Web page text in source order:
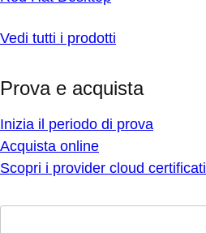
Vedi tutti i prodotti
Prova e acquista
Inizia il periodo di prova
Acquista online
Scopri i provider cloud certificati